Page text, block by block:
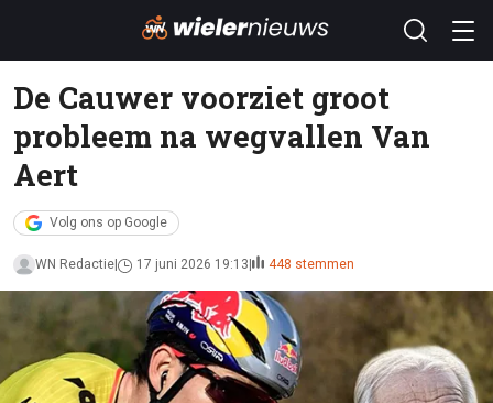
De Cauwer voorziet groot
probleem na wegvallen Van
Aert
Volg ons op Google
WN Redactie 17 juni 2026 19:13 448 stemmen